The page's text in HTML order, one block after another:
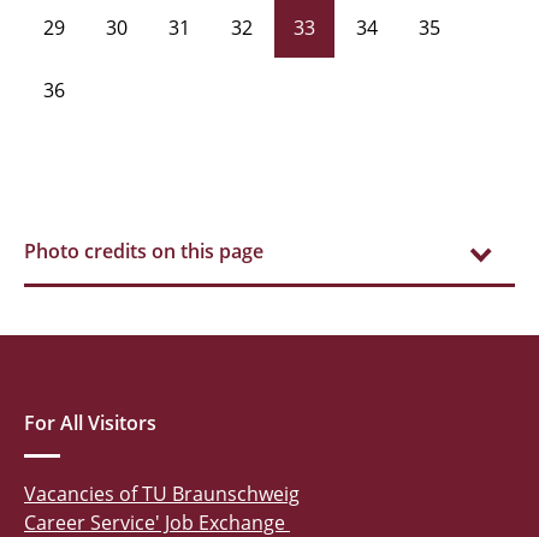
29 30 31 32 33 34 35
36
Photo credits on this page
For All Visitors
Vacancies of TU Braunschweig
Career Service' Job Exchange